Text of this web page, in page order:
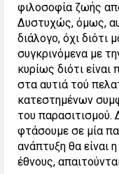
φιλοσοφία ζωής
Δυστυχώς, όμως,
διάλογο, όχι διότι
συγκρινόμενα με
κυρίως διότι
στα αυτιά τού
κατεστημένων
του παρασιτισμού.
φτάσουμε σε μία
ανάπτυξη θα είναι
έθνους,